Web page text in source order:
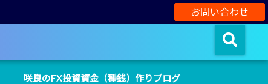
お問い合わせ
咲良のFX投資資金（種銭）作りブログ